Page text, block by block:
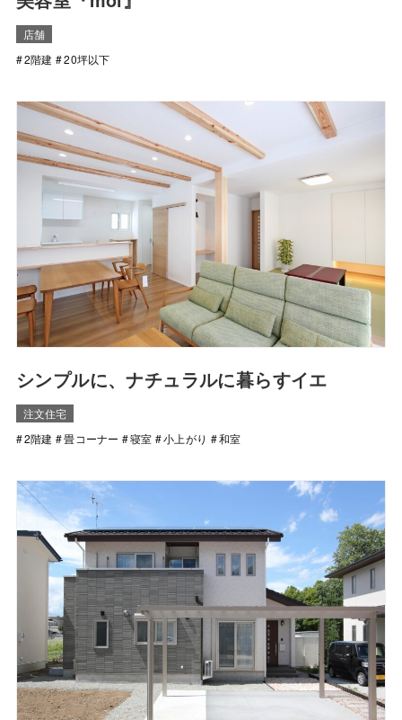
店舗
2階建
20坪以下
シンプルに、ナチュラルに暮らすイエ
注文住宅
2階建
畳コーナー 寝室 小上がり 和室